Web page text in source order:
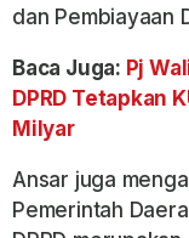
dan Pembiayaan
Baca Juga: Pj
DPRD Tetapkan
Milyar
Ansar juga
Pemerintah